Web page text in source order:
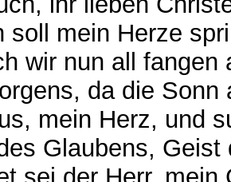
soll mein Herze
wir nun all
da die
mein Herz, und
Glaubens,